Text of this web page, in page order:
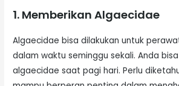
1. Memberikan Algaecidae
Algaecidae bisa dilakukan untuk
dalam waktu seminggu sekali. Anda
algaecidae saat pagi hari. Perlu